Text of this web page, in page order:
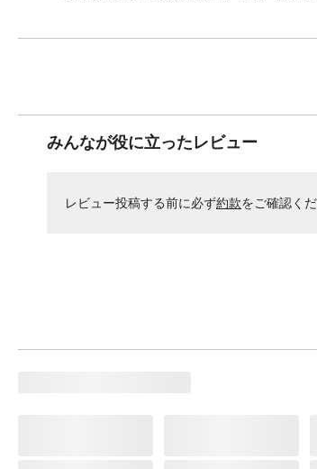
みんなが役に立ったレビュー
レビュー投稿する前に必ず約款をご確認く